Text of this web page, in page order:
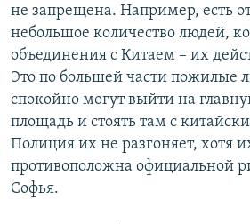
не запрещена. Например, есть
небольшое количество людей,
объединения с Китаем – их
Это по большей части пожилые
спокойно могут выйти на
площадь и стоять там с
Полиция их не разгоняет, хотя
противоположна официальной
Софья.